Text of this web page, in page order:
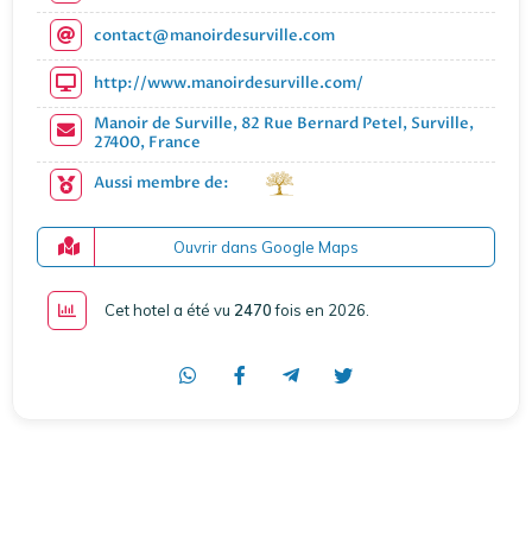
contact@manoirdesurville.com
http://www.manoirdesurville.com/
Manoir de Surville, 82 Rue Bernard Petel, Surville,
27400, France
Aussi membre de:
Ouvrir dans Google Maps
Cet hotel a été vu 2470fois en 2026